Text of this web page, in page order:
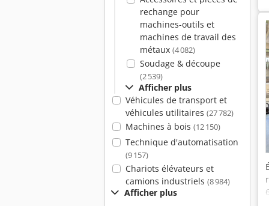
rechange pour
machines-outils et
machines de travail des
métaux (4 082)
Soudage & découpe
(2 539)
Afficher plus
Véhicules de transport et
véhicules utilitaires (27 782)
Machines à bois (12 150)
Technique d'automatisation
(9 157)
Chariots élévateurs et
camions industriels (8 984)
Afficher plus